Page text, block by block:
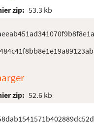
zip: 53.3 kb
zip: 52.6 kb